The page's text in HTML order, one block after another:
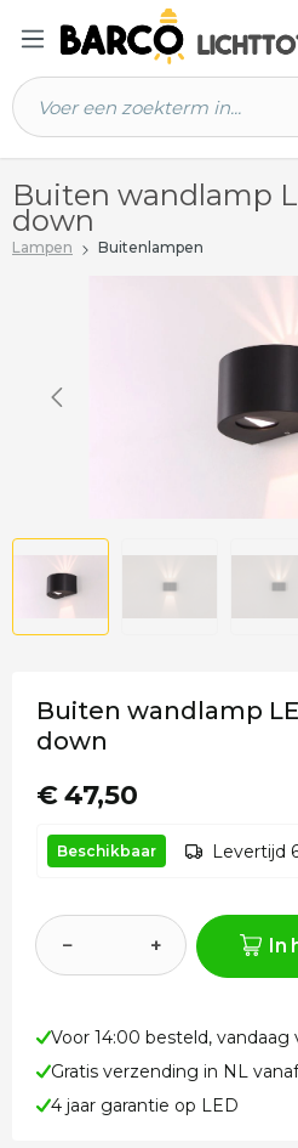
hoofdinhoud
Buiten wandlamp
down
Lampen Buitenlampen
Buiten wandlamp
down
€ 47,50
Beschikbaar Levertijd
− + In
Voor 14:00 besteld, vandaag
Gratis verzending in NL
4 jaar garantie op LED